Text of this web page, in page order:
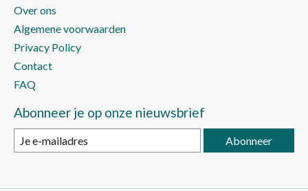
Over ons
Algemene voorwaarden
Privacy Policy
Contact
FAQ
Abonneer je op onze nieuwsbrief
Abonneer